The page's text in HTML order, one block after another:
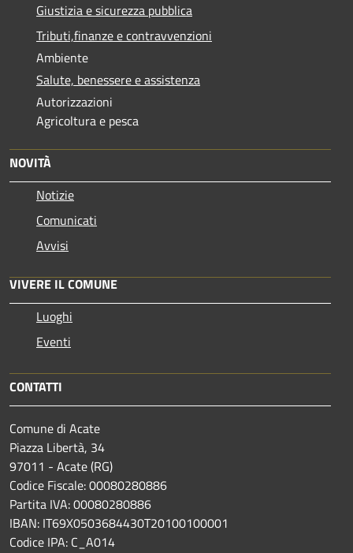
Giustizia e sicurezza pubblica
Tributi,finanze e contravvenzioni
Ambiente
Salute, benessere e assistenza
Autorizzazioni
Agricoltura e pesca
NOVITÀ
Notizie
Comunicati
Avvisi
VIVERE IL COMUNE
Luoghi
Eventi
CONTATTI
Comune di Acate
Piazza Libertà, 34
97011 - Acate (RG)
Codice Fiscale: 00080280886
Partita IVA: 00080280886
IBAN: IT69X0503684430T20100100001
Codice IPA: C_A014